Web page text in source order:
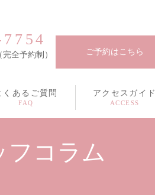
全予約制）
ご予約はこちら
くあるご質問 アクセスガイド
フコラム